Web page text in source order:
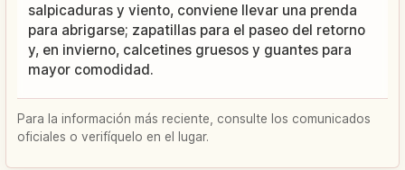
salpicaduras y viento, conviene llevar una prenda
para abrigarse; zapatillas para el paseo del retorno
y, en invierno, calcetines gruesos y guantes para
mayor comodidad.
Para la información más reciente, consulte los comunicados
oficiales o verifíquelo en el lugar.